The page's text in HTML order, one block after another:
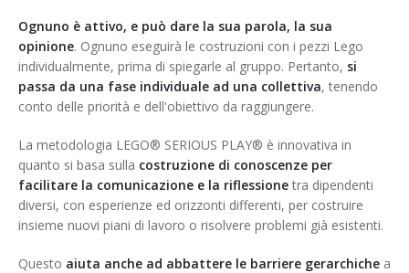
Ognuno è attivo, e può dare la sua parola, la sua
opinione. Ognuno eseguirà le costruzioni con i pezzi Lego
individualmente, prima di spiegarle al gruppo. Pertanto, si
passa da una fase individuale ad una collettiva, tenendo
conto delle priorità e dell'obiettivo da raggiungere.
La metodologia LEGO® SERIOUS PLAY® è innovativa in
quanto si basa sulla costruzione di conoscenze per
facilitare la comunicazione e la riflessionetra dipendenti
diversi, con esperienze ed orizzonti differenti, per costruire
insieme nuovi piani di lavoro o risolvere problemi già esistenti.
Questo aiuta anche ad abbattere le barriere gerarchiche a